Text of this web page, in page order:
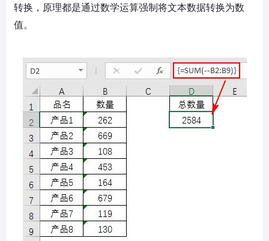
转换，原理都是通过数学运算强制将文本数据转换为数
值。